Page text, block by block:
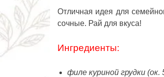
Отличная идея для
сочные. Рай для вкуса!
Ингредиенты:
филе куриной грудки (ок.